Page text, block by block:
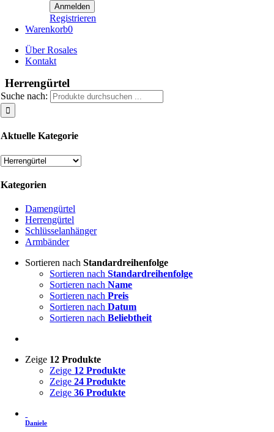
Registrieren
Warenkorb0
Über Rosales
Kontakt
Herrengürtel
Suche nach:
Aktuelle Kategorie
Kategorien
Damengürtel
Herrengürtel
Schlüsselanhänger
Armbänder
Sortieren nachStandardreihenfolge
Sortieren nachStandardreihenfolge
Sortieren nachName
Sortieren nachPreis
Sortieren nachDatum
Sortieren nachBeliebtheit
Zeige 12 Produkte
Zeige 12 Produkte
Zeige24 Produkte
Zeige36 Produkte
Daniele